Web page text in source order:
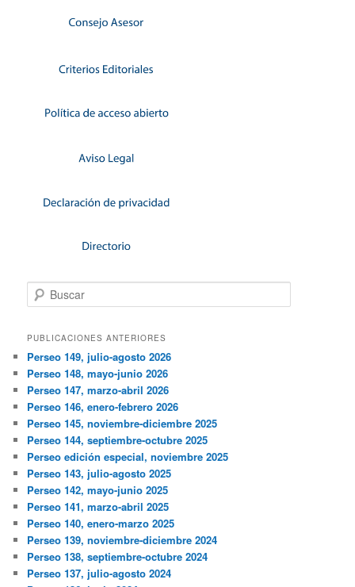
Buscar
PUBLICACIONES ANTERIORES
Perseo 149, julio-agosto 2026
Perseo 148, mayo-junio 2026
Perseo 147, marzo-abril 2026
Perseo 146, enero-febrero 2026
Perseo 145, noviembre-diciembre 2025
Perseo 144, septiembre-octubre 2025
Perseo edición especial, noviembre 2025
Perseo 143, julio-agosto 2025
Perseo 142, mayo-junio 2025
Perseo 141, marzo-abril 2025
Perseo 140, enero-marzo 2025
Perseo 139, noviembre-diciembre 2024
Perseo 138, septiembre-octubre 2024
Perseo 137, julio-agosto 2024